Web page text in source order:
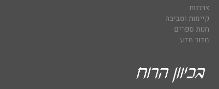
צרכנות
קיימות וסביבה
חנות ספרים
מדור מדע